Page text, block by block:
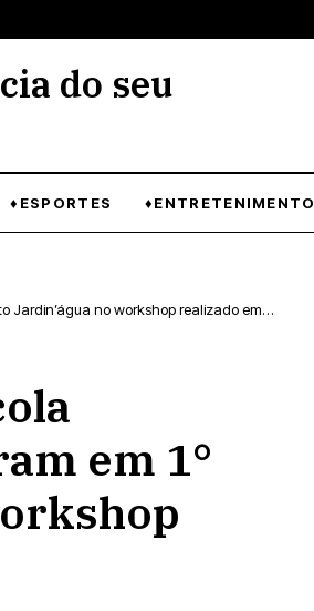
♦ESPORTES ♦ENTRETENIMENTO
Jardin’água no workshop realizado em
em 1°